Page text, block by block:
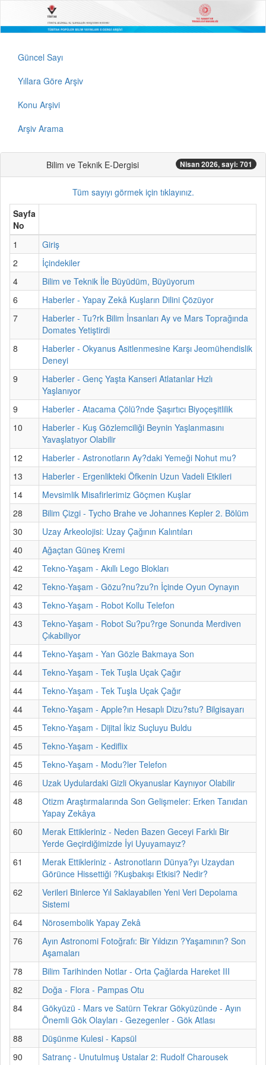
Güncel Sayı
Yıllara Göre Arşiv
Konu Arşivi
Arşiv Arama
Bilim ve Teknik E-Dergisi Nisan 2026, sayi: 701
Tüm sayıyı görmek için tıklayınız.
Sayfa
No
1
Giriş
2
İçindekiler
4
Bilim ve Teknik İle Büyüdüm, Büyüyorum
6
Haberler - Yapay Zekâ Kuşların Dilini Çözüyor
7
Haberler - Tu?rk Bilim İnsanları Ay ve Mars Toprağında
Domates Yetiştirdi
8
Haberler - Okyanus Asitlenmesine Karşı Jeomühendislik
Deneyi
9
Haberler - Genç Yaşta Kanseri Atlatanlar Hızlı
Yaşlanıyor
9
Haberler - Atacama Çölü?nde Şaşırtıcı Biyoçeşitlilik
10
Haberler - Kuş Gözlemciliği Beynin Yaşlanmasını
Yavaşlatıyor Olabilir
12
Haberler - Astronotların Ay?daki Yemeği Nohut mu?
13
Haberler - Ergenlikteki Öfkenin Uzun Vadeli Etkileri
14
Mevsimlik Misafirlerimiz Göçmen Kuşlar
28
Bilim Çizgi - Tycho Brahe ve Johannes Kepler 2. Bölüm
30
Uzay Arkeolojisi: Uzay Çağının Kalıntıları
40
Ağaçtan Güneş Kremi
42
Tekno-Yaşam - Akıllı Lego Blokları
42
Tekno-Yaşam - Gözu?nu?zu?n İçinde Oyun Oynayın
43
Tekno-Yaşam - Robot Kollu Telefon
43
Tekno-Yaşam - Robot Su?pu?rge Sonunda Merdiven
Çıkabiliyor
44
Tekno-Yaşam - Yan Gözle Bakmaya Son
44
Tekno-Yaşam - Tek Tuşla Uçak Çağır
44
Tekno-Yaşam - Tek Tuşla Uçak Çağır
44
Tekno-Yaşam - Apple?ın Hesaplı Dizu?stu? Bilgisayarı
45
Tekno-Yaşam - Dijital İkiz Suçluyu Buldu
45
Tekno-Yaşam - Kediflix
45
Tekno-Yaşam - Modu?ler Telefon
46
Uzak Uydulardaki Gizli Okyanuslar Kaynıyor Olabilir
48
Otizm Araştırmalarında Son Gelişmeler: Erken Tanıdan
Yapay Zekâya
60
Merak Ettikleriniz - Neden Bazen Geceyi Farklı Bir
Yerde Geçirdiğimizde İyi Uyuyamayız?
61
Merak Ettikleriniz - Astronotların Dünya?yı Uzaydan
Görünce Hissettiği ?Kuşbakışı Etkisi? Nedir?
62
Verileri Binlerce Yıl Saklayabilen Yeni Veri Depolama
Sistemi
64
Nörosembolik Yapay Zekâ
76
Ayın Astronomi Fotoğrafı: Bir Yıldızın ?Yaşamının? Son
Aşamaları
78
Bilim Tarihinden Notlar - Orta Çağlarda Hareket III
82
Doğa - Flora - Pampas Otu
84
Gökyüzü - Mars ve Satürn Tekrar Gökyüzünde - Ayın
Önemli Gök Olayları - Gezegenler - Gök Atlası
88
Düşünme Kulesi - Kapsül
90
Satranç - Unutulmuş Ustalar 2: Rudolf Charousek